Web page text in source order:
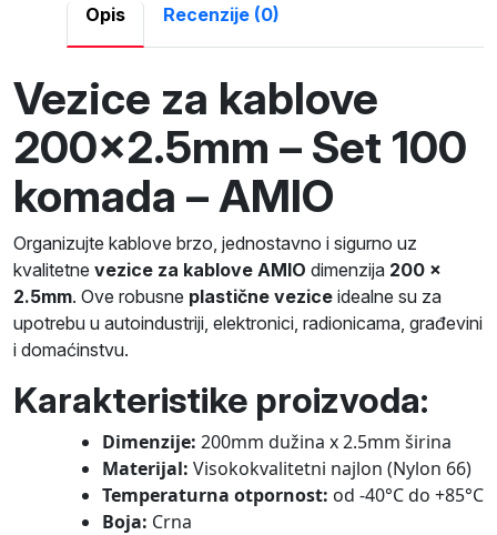
Opis Recenzije (0)
Vezice za kablove
200×2.5mm – Set 100
komada – AMIO
Organizujte kablove brzo, jednostavno i sigurno uz
kvalitetne vezice za kablove AMIO dimenzija 200 x
2.5mm. Ove robusne plastične vezice idealne su za
upotrebu u autoindustriji, elektronici, radionicama, građevini
i domaćinstvu.
Karakteristike proizvoda:
Dimenzije: 200mm dužina x 2.5mm širina
Materijal: Visokokvalitetni najlon (Nylon 66)
Temperaturna otpornost: od -40°C do +85°C
Boja: Crna